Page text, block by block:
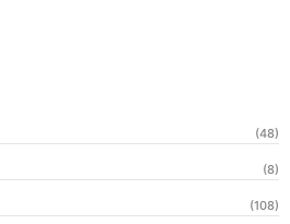
(48)
(8)
(108)